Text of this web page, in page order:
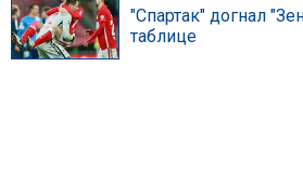
"Спартак" догнал
таблице